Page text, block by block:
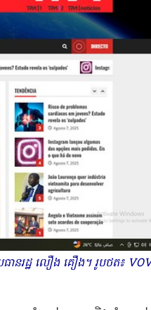
ធានរដ្ឋ លឿង គឿង។ រូបថត៖